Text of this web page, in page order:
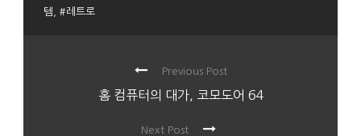
템
#레트로
Previous Post
홈 컴퓨터의 대가, 코모도어 64
Next Post